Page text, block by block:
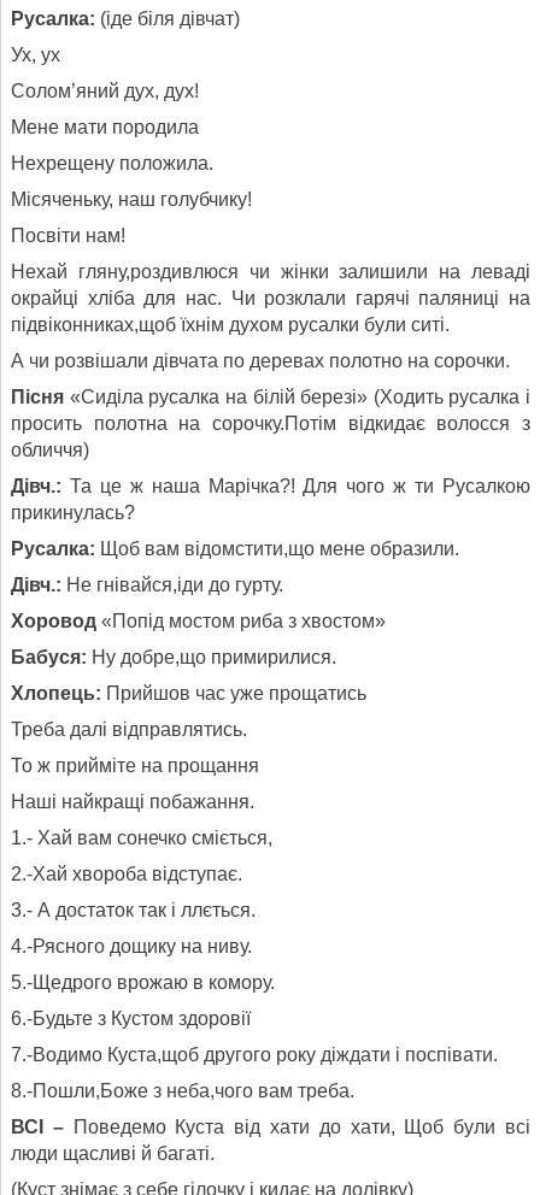
Русалка: (іде біля дівчат)
Ух, ух
Солом’яний дух, дух!
Мене мати породила
Нехрещену положила.
Місяченьку, наш голубчику!
Посвіти нам!
Нехай гляну,роздивлюся чи жінки залишили на леваді
окрайці хліба для нас. Чи розклали гарячі паляниці на
підвіконниках,щоб їхнім духом русалки були ситі.
А чи розвішали дівчата по деревах полотно на сорочки.
Пісня «Сиділа русалка на білій березі» (Ходить русалка і
просить полотна на сорочку.Потім відкидає волосся з
обличчя)
Дівч.: Та це ж наша Марічка?! Для чого ж ти Русалкою
прикинулась?
Русалка: Щоб вам відомстити,що мене образили.
Дівч.: Не гнівайся,іди до гурту.
Хоровод «Попід мостом риба з хвостом»
Бабуся: Ну добре,що примирилися.
Хлопець: Прийшов час уже прощатись
Треба далі відправлятись.
То ж прийміте на прощання
Наші найкращі побажання.
1.- Хай вам сонечко сміється,
2.-Хай хвороба відступає.
3.- А достаток так і ллється.
4.-Рясного дощику на ниву.
5.-Щедрого врожаю в комору.
6.-Будьте з Кустом здоровії
7.-Водимо Куста,щоб другого року діждати і поспівати.
8.-Пошли,Боже з неба,чого вам треба.
ВСІ – Поведемо Куста від хати до хати, Щоб були всі
люди щасливі й багаті.
(Куст знімає з себе гілочку і кидає на долівку)